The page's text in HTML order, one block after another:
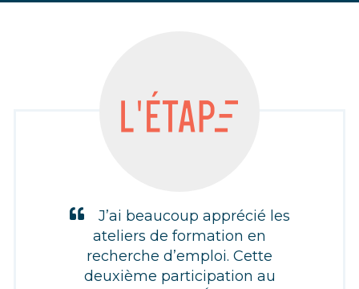
J’ai beaucoup apprécié les
ateliers de formation en
recherche d’emploi. Cette
deuxième participation au